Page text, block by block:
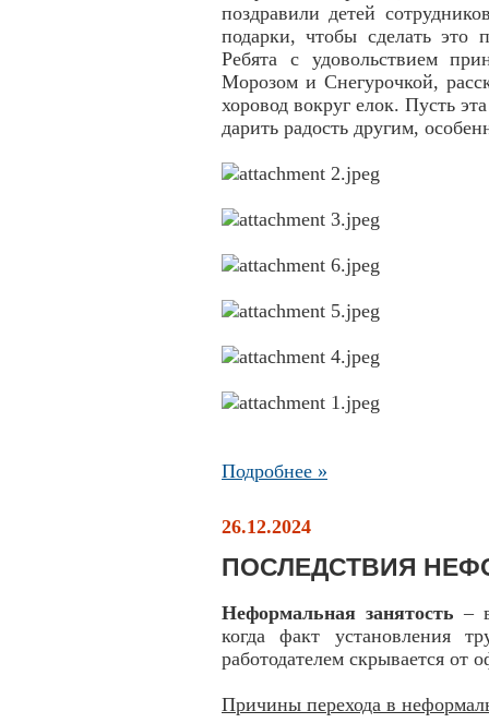
поздравили детей
подарки, чтобы сделать это
Ребята с удовольствием
Морозом и Снегурочкой,
хоровод вокруг елок. Пусть
дарить радость другим,
Подробнее »
26.12.2024
ПОСЛЕДСТВИЯ
Неформальная занятость –
когда факт установления
работодателем скрывается от
Причины перехода в